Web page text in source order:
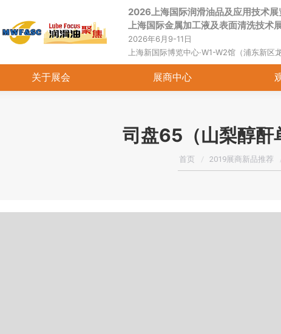
2026上海国际润滑油品及应用技术展
上海国际金属加工液及表面清洗技术
2026年6月9-11日
上海新国际博览中心·W1-W2馆（浦东新区
关于展会 展商中心
司盘65（山梨醇酐
您在这里：
首页 2019展商新品推荐
首页 关于展会